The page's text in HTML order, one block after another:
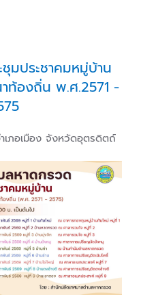
มประชาคมหมู่บ้าน
องถิ่น พ.ศ.2571 -
เภอเมือง จังหวัดอุตรดิตถ์